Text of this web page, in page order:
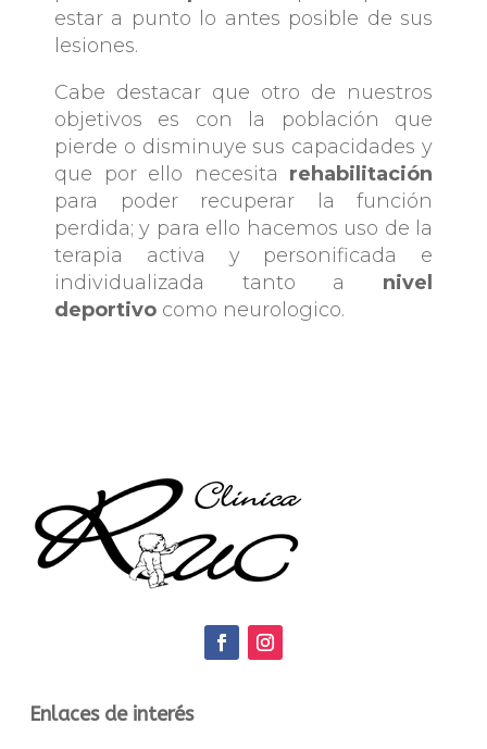
estar a punto lo antes posible de sus
lesiones.
Cabe destacar que otro de nuestros
objetivos es con la población que
pierde o disminuye sus capacidades y
que por ello necesita rehabilitación
para poder recuperar la función
perdida; y para ello hacemos uso de la
terapia activa y personificada e
individualizada tanto a
nivel
deportivo como neurologico.
Enlaces de interés